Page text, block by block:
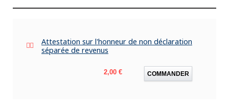
Attestation sur l'honneur de non déclaration
séparée de revenus
Prix
2,00 € COMMANDER